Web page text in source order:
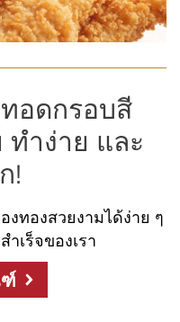
อดกรอบสี
ทำง่าย และ
!
งทองสวยงามได้ง่าย ๆ
เร็จของเรา